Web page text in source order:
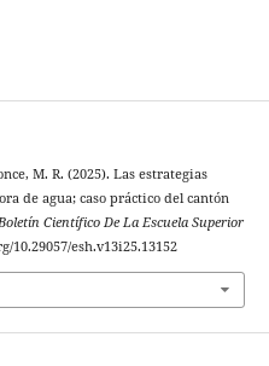
M. R. (2025). Las estrategias
de agua; caso práctico del cantón
Científico De La Escuela Superior
10.29057/esh.v13i25.13152